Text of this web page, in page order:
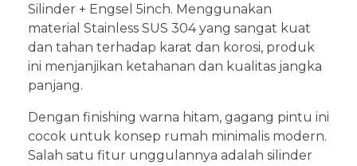
Silinder + Engsel 5inch. Menggunakan
material Stainless SUS 304 yang sangat kuat
dan tahan terhadap karat dan korosi, produk
ini menjanjikan ketahanan dan kualitas jangka
panjang.
Dengan finishing warna hitam, gagang pintu ini
cocok untuk konsep rumah minimalis modern.
Salah satu fitur unggulannya adalah silinder